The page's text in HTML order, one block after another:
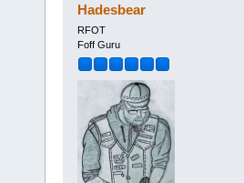
Hadesbear
RFOT
Foff Guru